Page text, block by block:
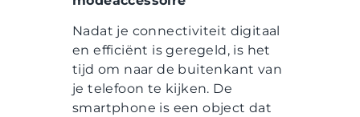
Nadat je connectiviteit digitaal
en efficiënt is geregeld, is het
tijd om naar de buitenkant van
je telefoon te kijken. De
smartphone is een object dat